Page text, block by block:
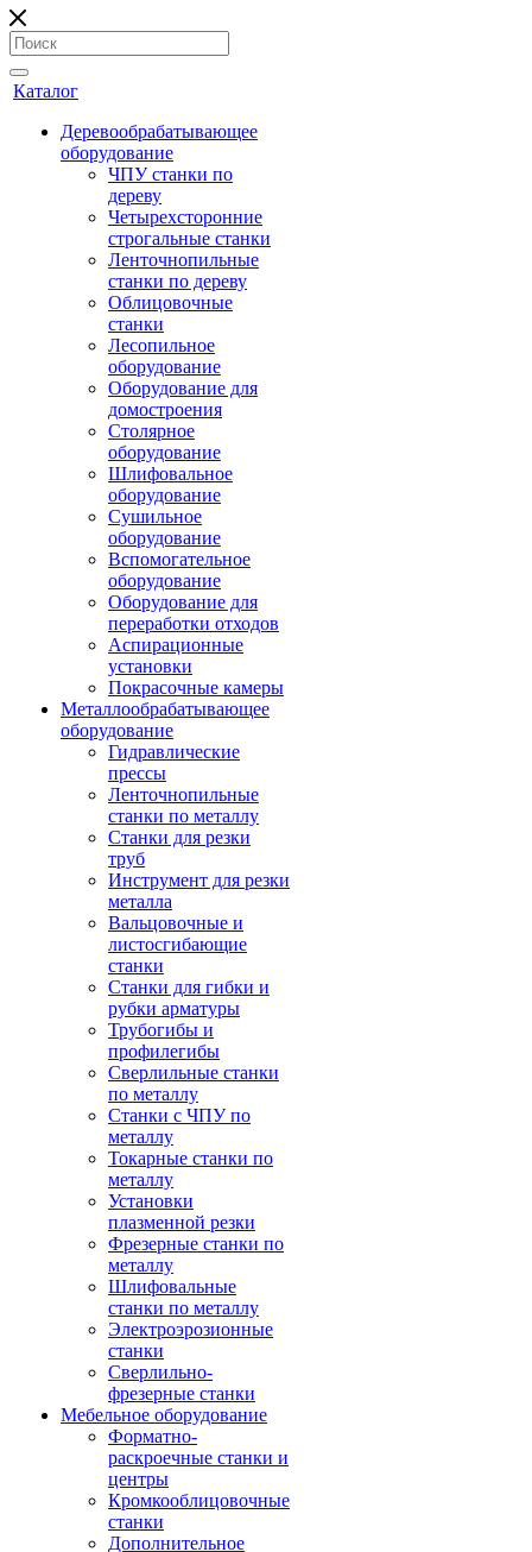
Каталог
Деревообрабатывающее
оборудование
ЧПУ станки по
дереву
Четырехсторонние
строгальные станки
Ленточнопильные
станки по дереву
Облицовочные
станки
Лесопильное
оборудование
Оборудование для
домостроения
Столярное
оборудование
Шлифовальное
оборудование
Сушильное
оборудование
Вспомогательное
оборудование
Оборудование для
переработки отходов
Аспирационные
установки
Покрасочные камеры
Металлообрабатывающее
оборудование
Гидравлические
прессы
Ленточнопильные
станки по металлу
Станки для резки
труб
Инструмент для резки
металла
Вальцовочные и
листосгибающие
станки
Станки для гибки и
рубки арматуры
Трубогибы и
профилегибы
Сверлильные станки
по металлу
Станки с ЧПУ по
металлу
Токарные станки по
металлу
Установки
плазменной резки
Фрезерные станки по
металлу
Шлифовальные
станки по металлу
Электроэрозионные
станки
Сверлильно-
фрезерные станки
Мебельное оборудование
Форматно-
раскроечные станки и
центры
Кромкооблицовочные
станки
Дополнительное